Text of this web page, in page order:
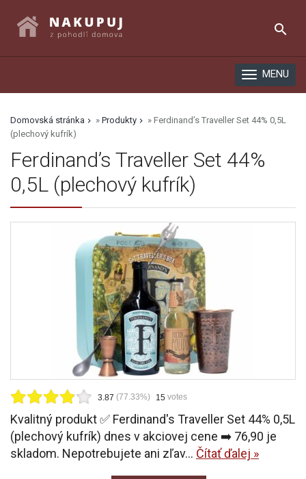
search
MENU
Domovská stránka » Produkty » Ferdinand’s Traveller Set 44% 0,5L
(plechový kufrík)
Ferdinand’s Traveller Set 44%
0,5L (plechový kufrík)
3.87 (77.33%) 15 votes
Kvalitný produkt ✅ Ferdinand's Traveller Set 44% 0,5L
(plechový kufrík) dnes v akciovej cene ‎➡️ 76,90 je
skladom. Nepotrebujete ani zľav... Čítať ďalej »